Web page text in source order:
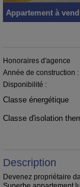
Appartement à
Honoraires d'agence
Année de construction :
Disponibilité :
Classe énergétique
Classe d'isolation
Description
Devenez propriétaire